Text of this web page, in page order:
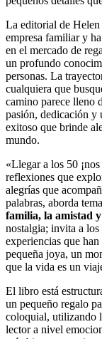
La editorial de Helen
empresa familiar y
en el mercado de
un profundo
personas. La
cualquiera que
camino parece lleno
pasión, dedicación y
exitoso que brinde
mundo.
«Llegar a los 50
reflexiones que
alegrías que
palabras, aborda
familia, la amistad
nostalgia; invita a los
experiencias que
pequeña joya, un
que la vida es un
El libro está
un pequeño regalo
coloquial, utilizando
lector a nivel